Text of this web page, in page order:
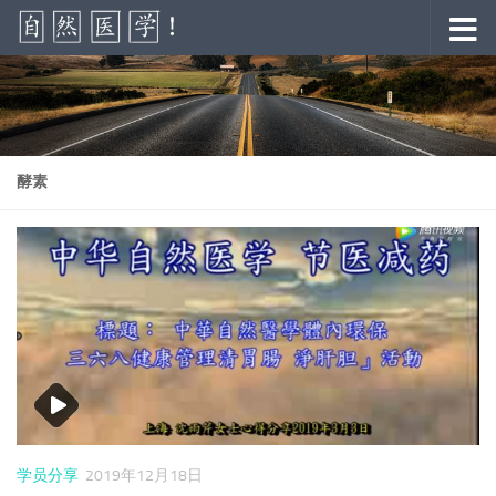
跳至内容
酵素
学员分享 2019年12月18日